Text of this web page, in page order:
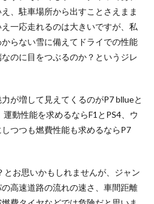
、駐車場所から出すことさえまま
一応走れるのは大きいですが、私
らない雪に備えてドライでの性能
のに目をつぶるのか？というジレ
が増して見えてくるのがP7 bllueと
運動性能を求めるならF1とPS4、ウ
つつも燃費性能も求めるならP7
お思いかもしれませんが、ジャン
高速道路の流れの速さ、車間距離